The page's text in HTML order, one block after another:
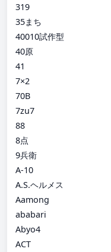
319
35まち
40010試作型
40原
41
7×2
70B
7zu7
88
8点
9兵衛
A-10
A.S.ヘルメス
Aamong
ababari
Abyo4
ACT